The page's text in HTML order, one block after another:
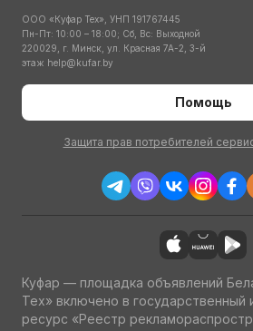
ООО «Куфар Тех», УНП 191767445
Пн-Пт: 10:00 – 18:00; Сб, Вс: Выходной
220029, г. Минск, ул. Красная 7А-2, 3-й
этаж help@kufar.by
Помощь
Защита прав потребителей
Куфар — площадка объявлений
Тех» включено в государственный
ресурс «Реестр